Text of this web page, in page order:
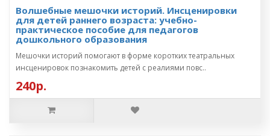
Волшебные мешочки историй. Инсценировки
для детей раннего возраста: учебно-
практическое пособие для педагогов
дошкольного образования
Мешочки историй помогают в форме коротких театральных
инсценировок познакомить детей с реалиями повс..
240р.